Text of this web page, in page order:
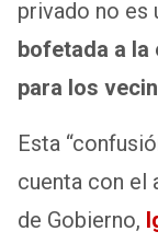
privado no es
bofetada a la
para los
Esta
cuenta con el
de Gobierno,